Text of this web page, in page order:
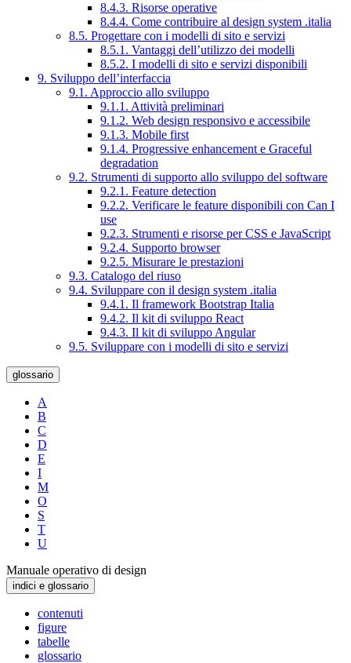
8.4.3. Risorse operative
8.4.4. Come contribuire al design system .italia
8.5. Progettare con i modelli di sito e servizi
8.5.1. Vantaggi dell’utilizzo dei modelli
8.5.2. I modelli di sito e servizi disponibili
9. Sviluppo dell’interfaccia
9.1. Approccio allo sviluppo
9.1.1. Attività preliminari
9.1.2. Web design responsivo e accessibile
9.1.3. Mobile first
9.1.4. Progressive enhancement e Graceful
degradation
9.2. Strumenti di supporto allo sviluppo del software
9.2.1. Feature detection
9.2.2. Verificare le feature disponibili con Can I
use
9.2.3. Strumenti e risorse per CSS e JavaScript
9.2.4. Supporto browser
9.2.5. Misurare le prestazioni
9.3. Catalogo del riuso
9.4. Sviluppare con il design system .italia
9.4.1. Il framework Bootstrap Italia
9.4.2. Il kit di sviluppo React
9.4.3. Il kit di sviluppo Angular
9.5. Sviluppare con i modelli di sito e servizi
glossario
A
B
C
D
E
I
M
O
S
T
U
Manuale operativo di design
indici e glossario
contenuti
figure
tabelle
glossario